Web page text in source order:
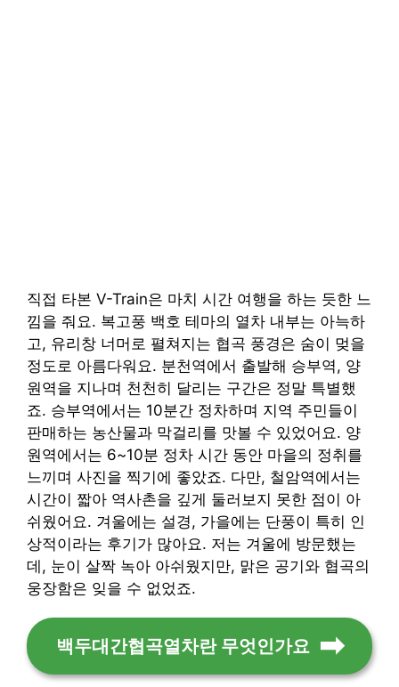
직접 타본 V-Train은 마치 시간 여행을 하는 듯한 느
낌을 줘요. 복고풍 백호 테마의 열차 내부는 아늑하
고, 유리창 너머로 펼쳐지는 협곡 풍경은 숨이 멎을
정도로 아름다워요. 분천역에서 출발해 승부역, 양
원역을 지나며 천천히 달리는 구간은 정말 특별했
죠. 승부역에서는 10분간 정차하며 지역 주민들이
판매하는 농산물과 막걸리를 맛볼 수 있었어요. 양
원역에서는 6~10분 정차 시간 동안 마을의 정취를
느끼며 사진을 찍기에 좋았죠. 다만, 철암역에서는
시간이 짧아 역사촌을 깊게 둘러보지 못한 점이 아
쉬웠어요. 겨울에는 설경, 가을에는 단풍이 특히 인
상적이라는 후기가 많아요. 저는 겨울에 방문했는
데, 눈이 살짝 녹아 아쉬웠지만, 맑은 공기와 협곡의
웅장함은 잊을 수 없었죠.
백두대간협곡열차란 무엇인가요